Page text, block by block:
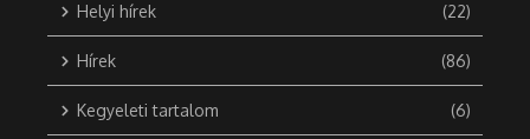
Helyi hírek (22)
Hírek (86)
Kegyeleti tartalom (6)